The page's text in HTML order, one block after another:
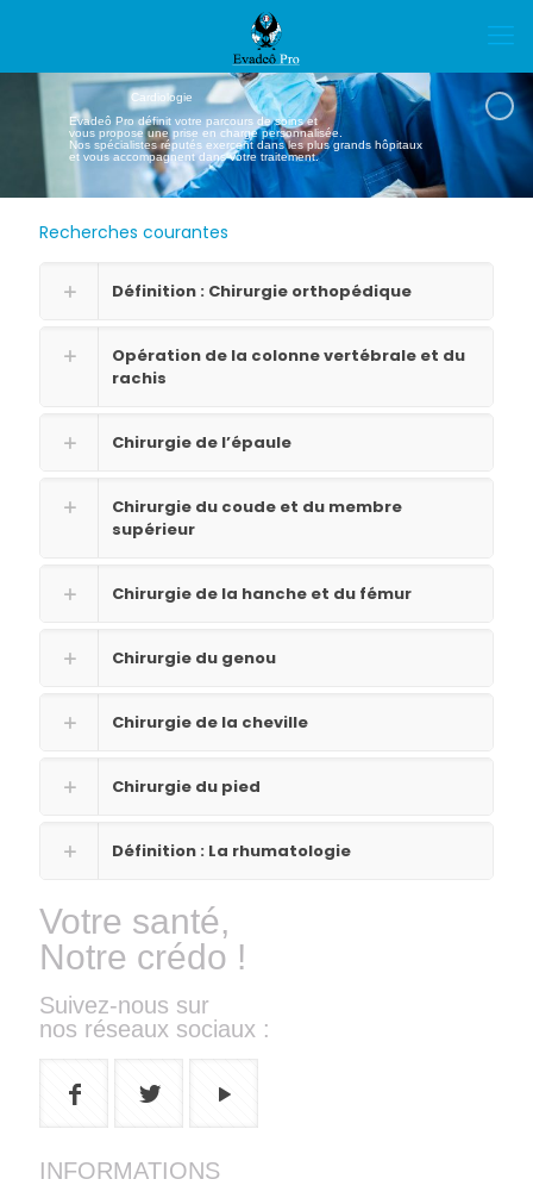
Cardiologie
Evadeô Pro définit votre parcours de soins et
vous propose une prise en charge personnalisée.
Nos spécialistes réputés exercent dans les plus grands hôpitaux
et vous accompagnent dans votre traitement.
Recherches courantes
Définition : Chirurgie orthopédique
Opération de la colonne vertébrale et du
rachis
Chirurgie de l’épaule
Chirurgie du coude et du membre
supérieur
Chirurgie de la hanche et du fémur
Chirurgie du genou
Chirurgie de la cheville
Chirurgie du pied
Définition : La rhumatologie
Votre santé,
Notre crédo !
Suivez-nous sur
nos réseaux sociaux :
INFORMATIONS